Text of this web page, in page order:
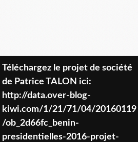
Téléchargez le projet de société
de Patrice TALON ici:
http://data.over-blog-
kiwi.com/1/21/71/04/20160119
/ob_2d66fc_benin-
presidentielles-2016-projet-